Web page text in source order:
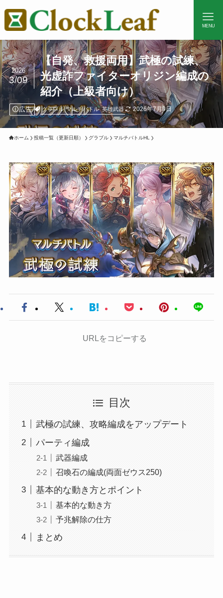
MENU
【自発、救援両用】武極の試練、
光虚詐ファイターオリジン編成の
紹介（上級者向け）
2026
3/09
広告 グラブル マルチバトル 英雄武器 2026年7月9日
ホーム 投稿一覧（更新日順） グラブル マルチバトルHL
URLをコピーする
目次
武極の試練、攻略編成をアップデート
パーティ編成
武器編成
召喚石の編成(両面ゼウス250)
基本的な動き方とポイント
基本的な動き方
予兆解除の仕方
まとめ